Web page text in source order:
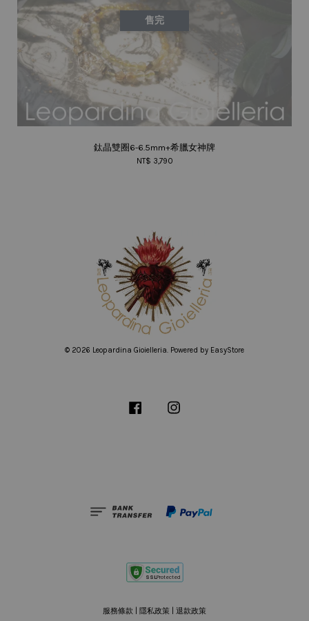
售完
鈦晶雙圈6-6.5mm+希臘女神牌
NT$ 3,790
© 2026 Leopardina Gioielleria. Powered by EasyStore
Facebook
服務條款 隱私政策 退款政策